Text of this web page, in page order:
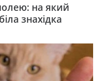
на який
знахідка